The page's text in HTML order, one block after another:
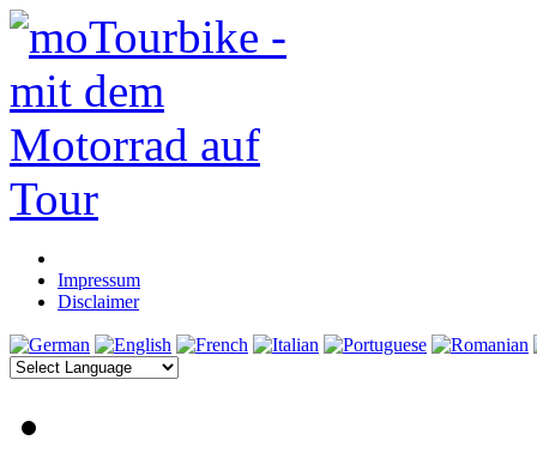
Impressum
Disclaimer